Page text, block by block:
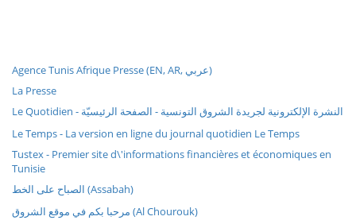
Agence Tunis Afrique Presse (EN, AR, عربي)
La Presse
Le Quotidien - النشرة الإلكترونية لجريدة الشروق التونسية - الصفحة الرئيسيّة
Le Temps - La version en ligne du journal quotidien Le Temps
Tustex - Premier site d\'informations financières et économiques en
Tunisie
الصباح على الخط (Assabah)
مرحبا بكم في موقع الشروق (Al Chourouk)